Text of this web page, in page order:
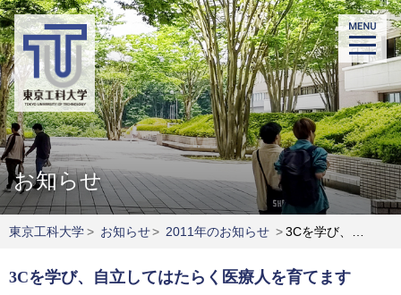
お知らせ
東京工科大学> お知らせ> 2011年のお知らせ >3Cを学び、自立してはたらく医療人を育てます
3Cを学び、自立してはたらく医療人を育てます